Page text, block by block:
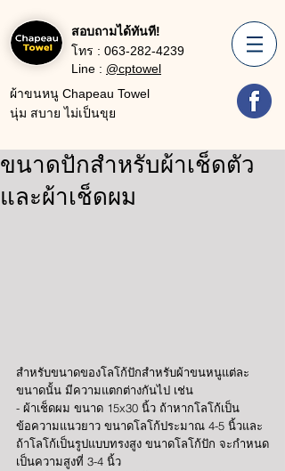
สอบถามได้ทันที!
โทร : 063-282-4239
Line : @cptowel
ผ้าขนหนู Chapeau Towel
นุ่ม สบาย ไม่เป็นขุย
ขนาดปักสำหรับผ้าเช็ดตัว
และผ้าเช็ดผม
สำหรับขนาดของโลโก้ปักสำหรับผ้าขนหนูแต่ละ
ขนาดนั้น มีความแตกต่างกันไป เช่น
- ผ้าเช็ดผม ขนาด 15x30 นิ้ว ถ้าหากโลโก้เป็น
ข้อความแนวยาว ขนาดโลโก้ประมาณ 4-5 นิ้วและ
ถ้าโลโก้เป็นรูปแบบทรงสูง ขนาดโลโก้ปัก จะกำหนด
เป็นความสูงที่ 3-4 นิ้ว